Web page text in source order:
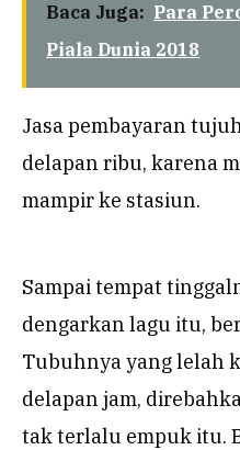
Baca Juga: Para
Piala Dunia 2018
Jasa pembayaran
delapan ribu, karena
mampir ke stasiun.
Sampai tempat
dengarkan lagu itu,
Tubuhnya yang lelah
delapan jam,
tak terlalu empuk itu.